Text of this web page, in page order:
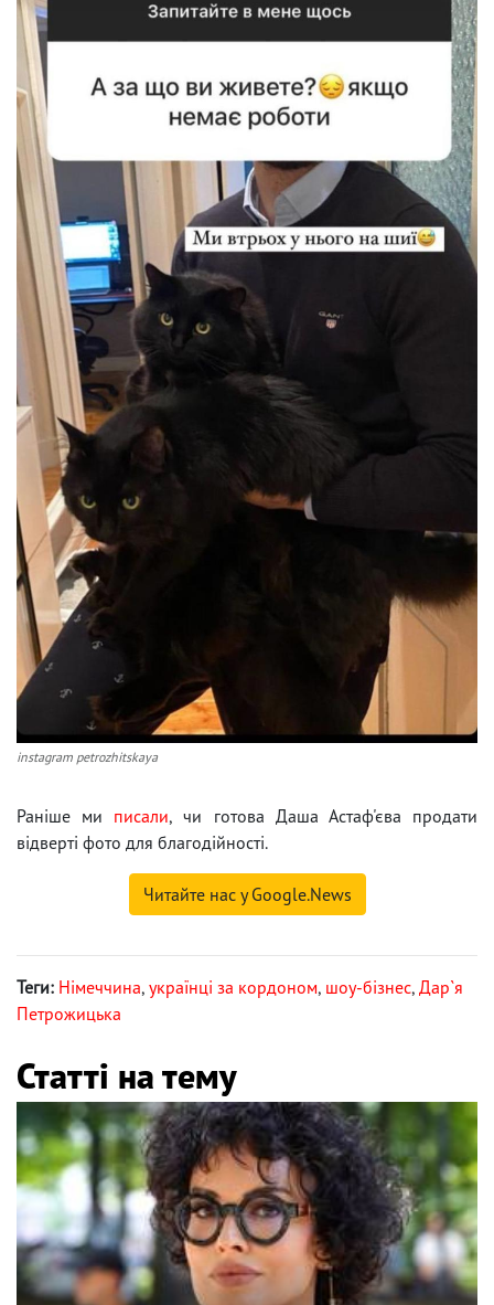
instagram petrozhitskaya
Раніше ми писали, чи готова Даша Астаф'єва продати
відверті фото для благодійності.
Читайте нас у Google.News
Теги: Німеччина, українці за кордоном, шоу-бізнес, Дар`я
Петрожицька
Статті на тему